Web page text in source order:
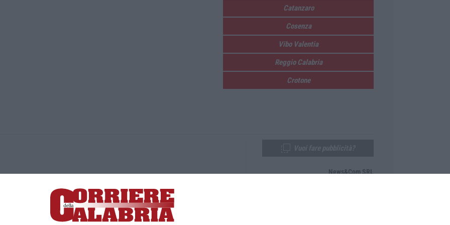
Catanzaro
Cosenza
Vibo Valentia
Reggio Calabria
Crotone
Lamezia Terme (CZ)
responsabile Paola Militano |Privacy
News&Com SRL